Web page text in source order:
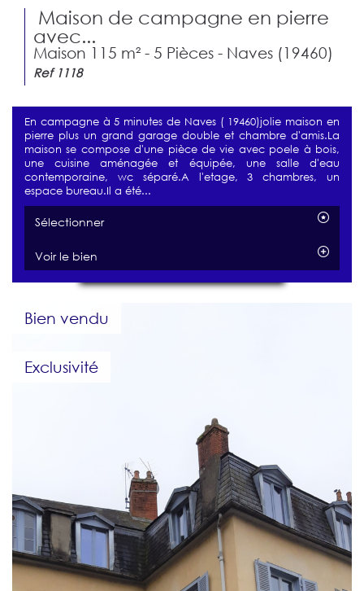
Maison de campagne en pierre
avec...
Maison 115 m² - 5 Pièces - Naves (19460)
Ref 1118
En campagne à 5 minutes de Naves ( 19460)jolie maison en
pierre plus un grand garage double et chambre d'amis.La
maison se compose d'une pièce de vie avec poele à bois,
une cuisine aménagée et équipée, une salle d'eau
contemporaine, wc séparé.A l'etage, 3 chambres, un
espace bureau.Il a été...
Sélectionner
Voir le bien
Bien vendu
Exclusivité